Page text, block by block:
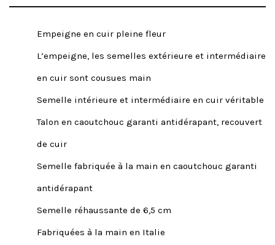
Empeigne en cuir pleine fleur
L’empeigne, les semelles extérieure et intermédiaire
en cuir sont cousues main
Semelle intérieure et intermédiaire en cuir véritable
Talon en caoutchouc garanti antidérapant, recouvert
de cuir
Semelle fabriquée à la main en caoutchouc garanti
antidérapant
Semelle réhaussante de 6,5 cm
Fabriquées à la main en Italie